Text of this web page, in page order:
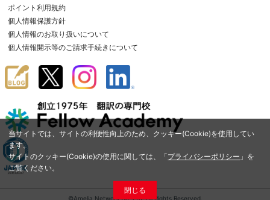
当サイトでは、サイトの利便性向上のため、クッキー(Cookie)を使用してい
ます。
サイトのクッキー(Cookie)の使用に関しては、「プライバシーポリシー 」を
ご覧ください。
閉じる
ポイント利用規約
個人情報保護方針
個人情報のお取り扱いについて
個人情報開示等のご請求手続きについて
©Amelia Network Co.,Ltd. All Rights Reserved.